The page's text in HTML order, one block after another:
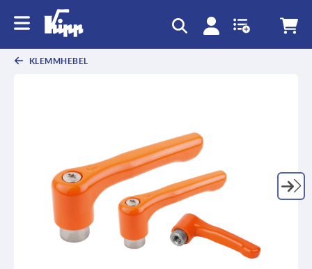
KLEMMHEBEL